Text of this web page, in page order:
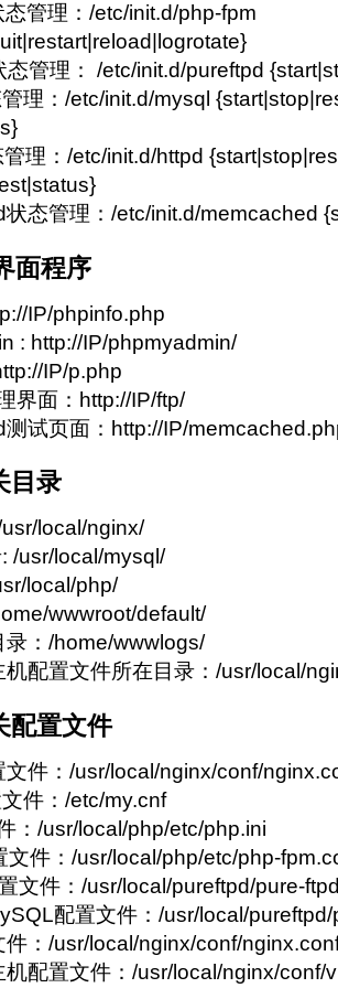
管理：/etc/init.d/php-fpm
态管理： /etc/init.d/pureftpd
理：/etc/init.d/mysql
理：/etc/init.d/httpd
态管理：/etc/init.d/memcached
面程序
IP/phpinfo.php
: http://IP/phpmyadmin/
IP/p.php
界面：http://IP/ftp/
试页面：http://IP/
目录
local/nginx/
/usr/local/mysql/
local/php/
wwwroot/default/
录：/home/wwwlogs/
机配置文件所在目录：/usr/local/
配置文件
文件：/usr/local/nginx/conf/
件：/etc/my.cnf
：/usr/local/php/etc/php.ini
文件：/usr/local/php/etc/php-
文件：/usr/local/pureftpd/pure-
配置文件：/usr/local/
件：/usr/local/nginx/conf/
机配置文件：/usr/local/nginx/conf/